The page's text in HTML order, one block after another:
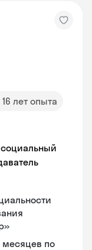
16 лет опыта
по